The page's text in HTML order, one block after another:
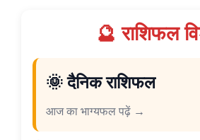
🔮 राशिफल
🌞 दैनिक राशिफल
आज का भाग्यफल पढ़ें →